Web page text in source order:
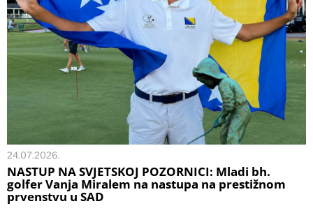
24.07.2026.
NASTUP NA SVJETSKOJ POZORNICI: Mladi bh.
golfer Vanja Miralem na nastupa na prestižnom
prvenstvu u SAD